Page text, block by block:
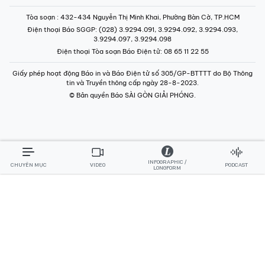
Tòa soạn : 432-434 Nguyễn Thị Minh Khai, Phường Bàn Cờ, TP.HCM
Điện thoại Báo SGGP: (028) 3.9294.091, 3.9294.092, 3.9294.093,
3.9294.097, 3.9294.098
Điện thoại Tòa soạn Báo Điện tử: 08 65 11 22 55
Giấy phép hoạt động Báo in và Báo Điện tử số 305/GP-BTTTT do Bộ Thông
tin và Truyền thông cấp ngày 28-8-2023.
© Bản quyền Báo SÀI GÒN GIẢI PHÓNG.
CHUYÊN MỤC VIDEO
INFOGRAPHIC /
LONGFORM
PODCAST